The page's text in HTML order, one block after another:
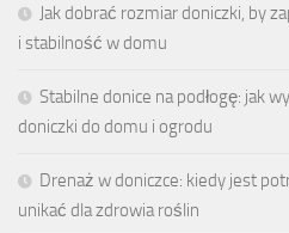
Jak dobrać rozmiar doniczki, by
i stabilność w domu
Stabilne donice na podłogę: jak
doniczki do domu i ogrodu
Drenaż w doniczce: kiedy jest
unikać dla zdrowia roślin